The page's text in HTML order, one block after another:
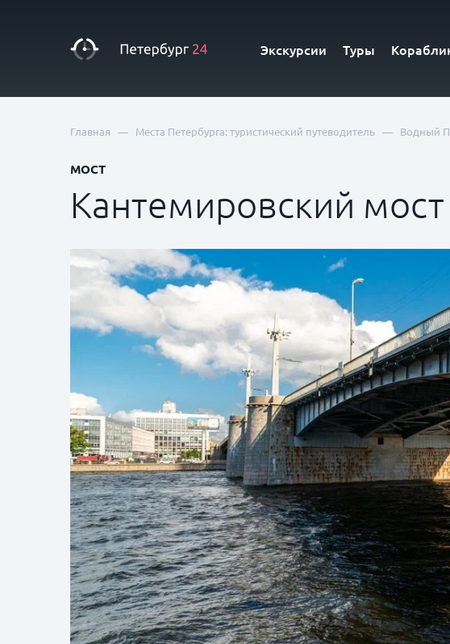
Экскурсии Туры
Главная — Места Петербурга: туристический путеводитель — Водный
МОСТ
Кантемировский мост